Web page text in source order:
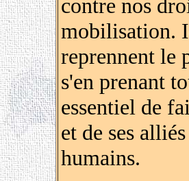
contre nos
mobilisation.
reprennent le
s'en prenant
essentiel de
et de ses
humains.